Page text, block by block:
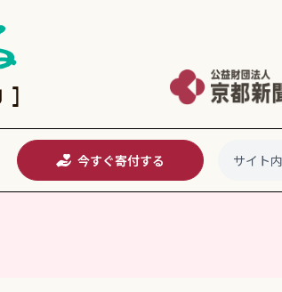
今すぐ寄付する